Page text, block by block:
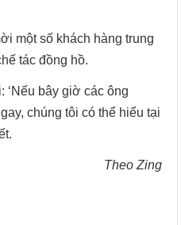
một số khách hàng trung
tác đồng hồ.
‘Nếu bây giờ các ông
chúng tôi có thể hiểu tại
Theo Zing